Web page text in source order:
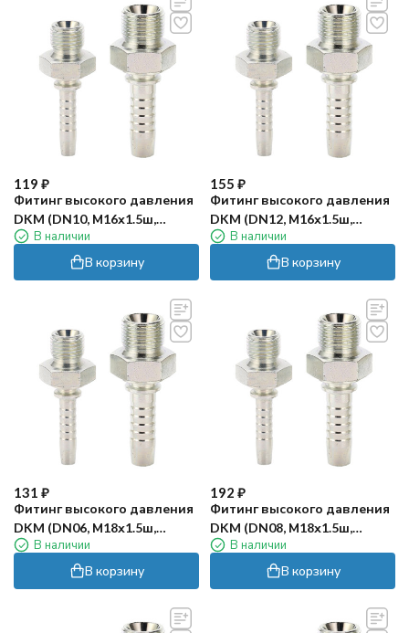
119 ₽
Фитинг высокого давления
DKM (DN10, М16х1.5ш,
оцинк) Robin
В наличии
В корзину
155 ₽
Фитинг высокого давления
DKM (DN12, М16х1.5ш,
оцинк) Robin
В наличии
В корзину
131 ₽
Фитинг высокого давления
DKM (DN06, М18х1.5ш,
оцинк) Robin
В наличии
В корзину
192 ₽
Фитинг высокого давления
DKM (DN08, М18х1.5ш,
оцинк) Robin
В наличии
В корзину